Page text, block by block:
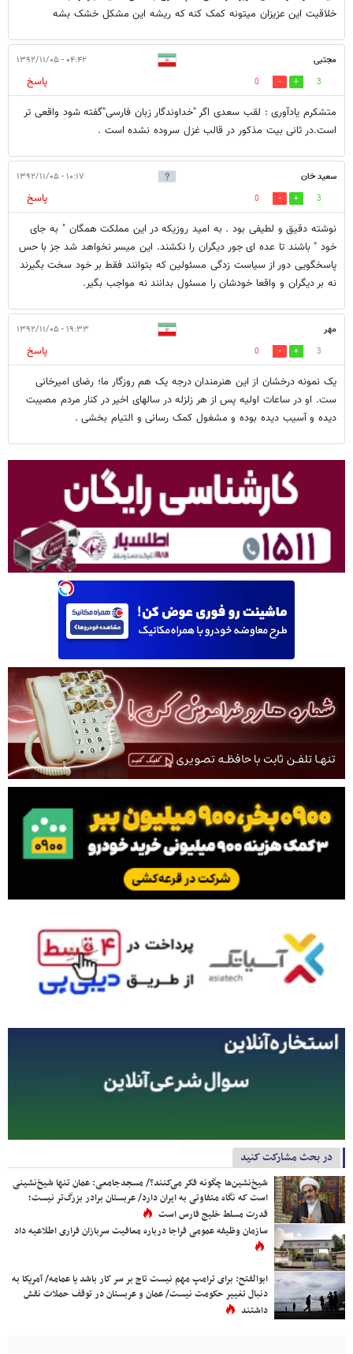
خلاقیت این عزیزان میتونه کمک کنه که ریشه این مشکل خشک بشه
مجتبی ۰۴:۴۲ - ۱۳۹۲/۱۱/۰۵
3
0
پاسخ
متشکرم یادآوری : لقب سعدی اگر "خداوندگار زبان فارسی"گفته شود واقعی تر
است.در ثانی بیت مذکور در قالب غزل سروده نشده است .
سعید خان ۱۰:۱۷ - ۱۳۹۲/۱۱/۰۵
3
0
پاسخ
نوشته دقیق و لطیفی بود . به امید روزیکه در این مملکت همگان " به جای
خود " باشند تا عده ای جور دیگران را نکشند. این میسر نخواهد شد جز با حس
پاسخگویی دور از سیاست زدگی مسئولین که بتوانند فقط بر خود سخت بگیرند
نه بر دیگران و واقعا خودشان را مسئول بدانند نه مواجب بگیر.
مهر ۱۹:۳۳ - ۱۳۹۲/۱۱/۰۵
3
0
پاسخ
یک نمونه درخشان از این هنرمندان درجه یک هم روزگار ما؛ رضای امیرخانی
ست. او در ساعات اولیه پس از هر زلزله در سالهای اخیر در کنار مردم مصیبت
دیده و آسیب دیده بوده و مشغول کمک رسانی و التیام بخشی .
در بحث مشارکت کنید
شیخ‌نشین‌ها چگونه فکر می‌کنند؟/ مسجدجامعی: عمان تنها شیخ‌نشینی
است که نگاه متفاوتی به ایران دارد/ عربستان برادر بزرگ‌تر نیست؛
قدرت مسلط خلیج فارس است
سازمان وظیفه عمومی فراجا درباره معافیت سربازان فراری اطلاعیه داد
ابوالفتح: برای ترامپ مهم نیست تاج بر سر کار باشد یا عمامه/ آمریکا به
دنبال تغییر حکومت نیست/ عمان و عربستان در توقف حملات نقش
داشتند